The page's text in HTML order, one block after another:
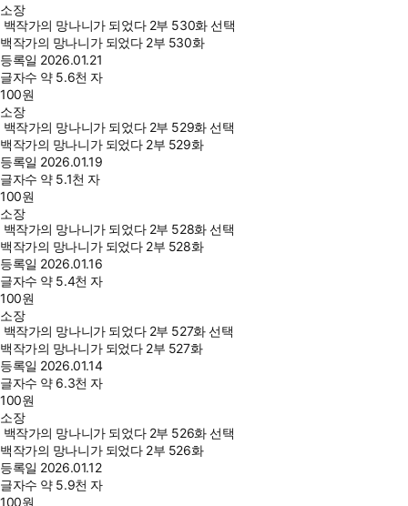
소장
백작가의 망나니가 되었다 2부 530화 선택
백작가의 망나니가 되었다 2부 530화
등록일 2026.01.21
글자수 약 5.6천 자
100원
소장
백작가의 망나니가 되었다 2부 529화 선택
백작가의 망나니가 되었다 2부 529화
등록일 2026.01.19
글자수 약 5.1천 자
100원
소장
백작가의 망나니가 되었다 2부 528화 선택
백작가의 망나니가 되었다 2부 528화
등록일 2026.01.16
글자수 약 5.4천 자
100원
소장
백작가의 망나니가 되었다 2부 527화 선택
백작가의 망나니가 되었다 2부 527화
등록일 2026.01.14
글자수 약 6.3천 자
100원
소장
백작가의 망나니가 되었다 2부 526화 선택
백작가의 망나니가 되었다 2부 526화
등록일 2026.01.12
글자수 약 5.9천 자
100원